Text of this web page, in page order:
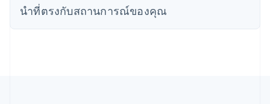
นําที่ตรงกับสถานการณ์ของคุณ
นิวซีแลนด์
เนเธอร์แลนด์